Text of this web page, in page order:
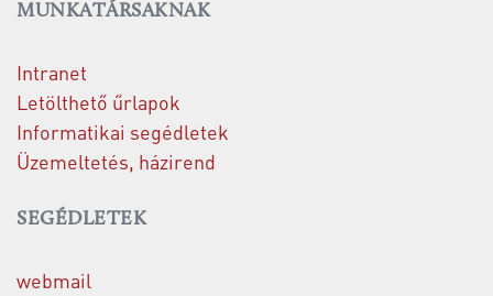
MUNKATÁRSAKNAK
Intranet
Letölthető űrlapok
Informatikai segédletek
Üzemeltetés, házirend
SEGÉDLETEK
webmail